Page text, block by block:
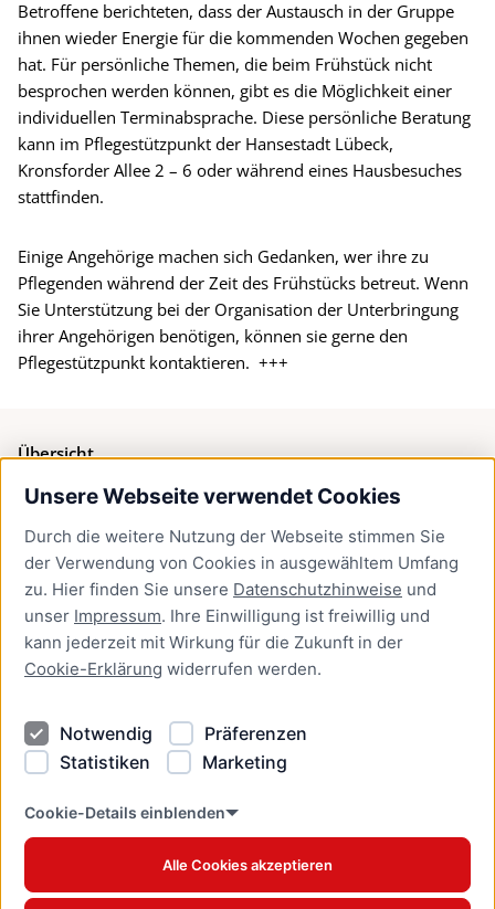
Unsere Webseite verwendet Cookies
Durch die weitere Nutzung der Webseite stimmen Sie
der Verwendung von Cookies in ausgewähltem Umfang
zu. Hier finden Sie unsere Datenschutzhinweise und
unser Impressum. Ihre Einwilligung ist freiwillig und
kann jederzeit mit Wirkung für die Zukunft in der
Cookie-Erklärung widerrufen werden.
Notwendig
Präferenzen
Statistiken
Marketing
Cookie-Details einblenden
Alle Cookies akzeptieren
Betroffene berichteten, dass der Austausch in der Gruppe
ihnen wieder Energie für die kommenden Wochen gegeben
hat. Für persönliche Themen, die beim Frühstück nicht
besprochen werden können, gibt es die Möglichkeit einer
individuellen Terminabsprache. Diese persönliche Beratung
kann im Pflegestützpunkt der Hansestadt Lübeck,
Kronsforder Allee 2 – 6 oder während eines Hausbesuches
stattfinden.
Einige Angehörige machen sich Gedanken, wer ihre zu
Pflegenden während der Zeit des Frühstücks betreut. Wenn
Sie Unterstützung bei der Organisation der Unterbringung
ihrer Angehörigen benötigen, können sie gerne den
Pflegestützpunkt kontaktieren. +++
Übersicht
Bürgerservice
Presse
Newsletter Lübeck:kompakt
Kontakt
Kontakt
Datenschutzhinweise
Barrierefreiheit
Cookie Erklärung
www.luebeck.de